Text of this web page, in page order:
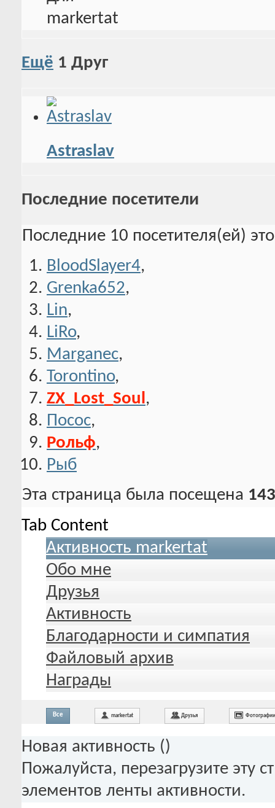
Ещё 1 Друг
Astraslav
Последние посетители
Последние 10 посетителя(ей)
BloodSlayer4,
Grenka652,
Lin,
LiRo,
Marganec,
Torontino,
ZX_Lost_Soul ,
Посос,
Рольф,
Рыб
Эта страница была посещена
Tab Content
Активность markertat
Обо мне
Друзья
Активность
Благодарности и симпатия
Файловый архив
Награды
Все markertat Друзья Фотографии
Новая активность ()
Пожалуйста, перезагрузите эту
элементов ленты активности.